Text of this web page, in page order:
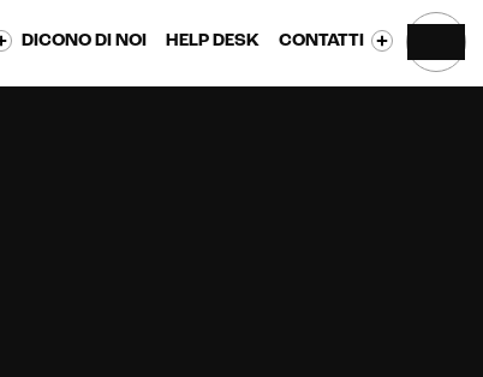
DICONO DI NOI HELP DESK CONTATTI